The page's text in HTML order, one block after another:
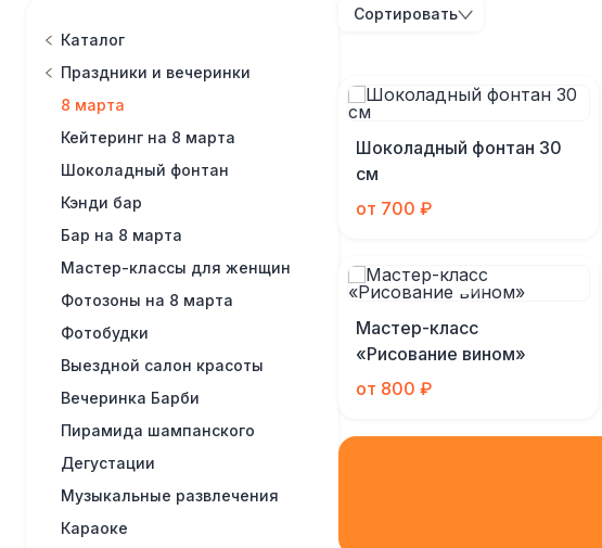
Каталог
Праздники и вечеринки
8 марта
Кейтеринг на 8 марта
Шоколадный фонтан
Кэнди бар
Бар на 8 марта
Мастер-классы для женщин
Фотозоны на 8 марта
Фотобудки
Выездной салон красоты
Вечеринка Барби
Пирамида шампанского
Дегустации
Музыкальные развлечения
Караоке
Сортировать
Шоколадный фонтан 30
см
от 700 ₽
Мастер-класс
«Рисование вином»
от 800 ₽